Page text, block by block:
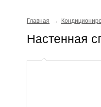
Главная
Настенная